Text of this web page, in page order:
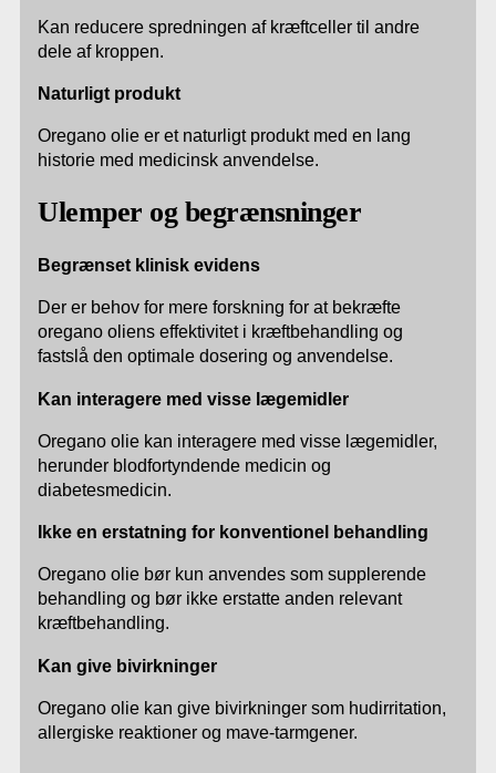
Kan reducere spredningen af kræftceller til andre
dele af kroppen.
Naturligt produkt
Oregano olie er et naturligt produkt med en lang
historie med medicinsk anvendelse.
Ulemper og begrænsninger
Begrænset klinisk evidens
Der er behov for mere forskning for at bekræfte
oregano oliens effektivitet i kræftbehandling og
fastslå den optimale dosering og anvendelse.
Kan interagere med visse lægemidler
Oregano olie kan interagere med visse lægemidler,
herunder blodfortyndende medicin og
diabetesmedicin.
Ikke en erstatning for konventionel behandling
Oregano olie bør kun anvendes som supplerende
behandling og bør ikke erstatte anden relevant
kræftbehandling.
Kan give bivirkninger
Oregano olie kan give bivirkninger som hudirritation,
allergiske reaktioner og mave-tarmgener.